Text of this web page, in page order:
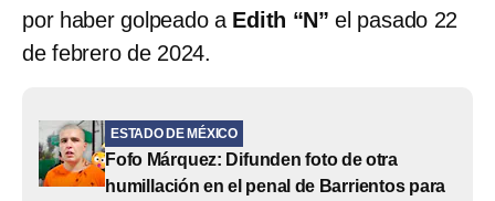
por haber golpeado aEdith “N” el pasado 22
de febrero de 2024.
ESTADO DE MÉXICO
Fofo Márquez: Difunden foto de otra
humillación en el penal de Barrientos para